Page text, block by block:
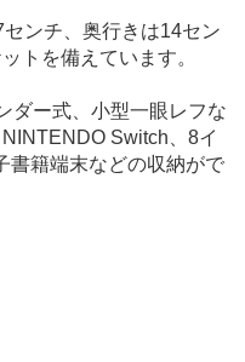
ンチ、奥行きは14セン
トを備えています。
ダー式、小型一眼レフな
Switch、8イ
書籍端末などの収納がで